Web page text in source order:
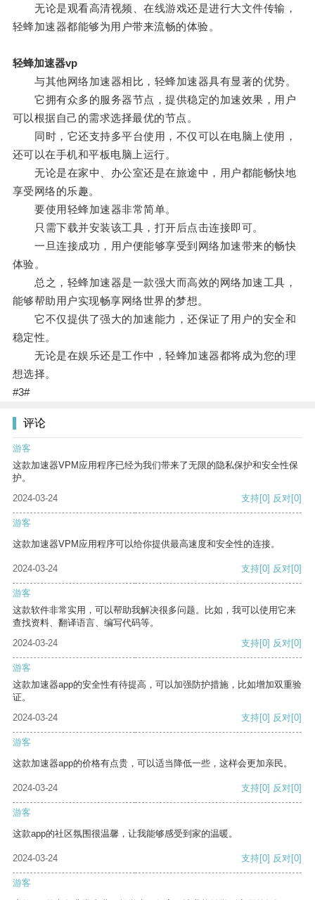
无论是观看高清视频、在线游戏还是进行大文件传输，
轻蜂加速器都能够为用户带来流畅的体验。
轻蜂加速器vp
与其他网络加速器相比，轻蜂加速器具有显著的优势。
它拥有众多的服务器节点，提供稳定的加速效果，用户
可以根据自己的需求选择最优的节点。
同时，它还支持多平台使用，不仅可以在电脑上使用，
还可以在手机和平板电脑上运行。
无论是在家中、办公室还是在旅途中，用户都能畅快地
享受网络的乐趣。
要使用轻蜂加速器非常简单。
只需下载并安装该工具，打开后点击连接即可。
一旦连接成功，用户便能够享受到网络加速带来的畅快
体验。
总之，轻蜂加速器是一款强大而高效的网络加速工具，
能够帮助用户实现畅享网络世界的梦想。
它不仅提供了强大的加速能力，还保证了用户的安全和
稳定性。
无论是在娱乐还是工作中，轻蜂加速器都将成为您的理
想选择。
#3#
评论
游客
这款加速器VPM应用程序已经为我们带来了无限的隐私保护和安全性保
护。
2024-03-24
支持[0] 反对[0]
游客
这款加速器VPM应用程序可以给你提供最高速度和安全性的连接。
2024-03-24 支持[0] 反对[0]
游客
这款软件非常实用，可以帮助我解决很多问题。比如，我可以使用它来
查找资料、翻译语言、编写代码等。
2024-03-24
支持[0] 反对[0]
游客
这款加速器app的安全性有待提高，可以加强防护措施，比如增加双重验
证。
2024-03-24
支持[0] 反对[0]
游客
这款加速器app的价格有点贵，可以适当降低一些，这样会更加亲民。
2024-03-24 支持[0] 反对[0]
游客
这款app的社区氛围很温馨，让我能够感受到家的温暖。
2024-03-24 支持[0] 反对[0]
游客